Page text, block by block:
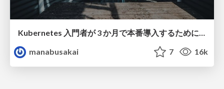
Kubernetes 入門者が 3 か月で本番導入するためにやったこと / kubernetes-beginner
manabusakai
7 16k